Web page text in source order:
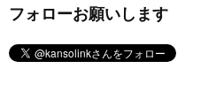
フォローお願いします